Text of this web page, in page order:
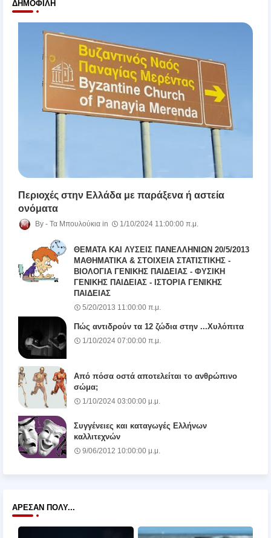
ΔΗΜΟΦΙΛΉ
Περιοχές στην Ελλάδα με παράξενα ή αστεία
ονόματα
Τα Μπουλούκια 1/10/2024 11:00:00 π.μ.
ΘΕΜΑΤΑ ΚΑΙ ΛΥΣΕΙΣ ΠΑΝΕΛΛΗΝΙΩΝ 20/5/2013
ΜΑΘΗΜΑΤΙΚΑ & ΣΤΟΙΧΕΙΑ ΣΤΑΤΙΣΤΙΚΗΣ -
ΒΙΟΛΟΓΙΑ ΓΕΝΙΚΗΣ ΠΑΙΔΕΙΑΣ - ΦΥΣΙΚΗ
ΓΕΝΙΚΗΣ ΠΑΙΔΕΙΑΣ - ΙΣΤΟΡΙΑ ΓΕΝΙΚΗΣ
ΠΑΙΔΕΙΑΣ
5/20/2013 11:00:00 π.μ.
Πώς αντιδρούν τα 12 ζώδια στην ...Χυλόπιτα
1/10/2024 07:00:00 π.μ.
Από πόσα οστά αποτελείται το ανθρώπινο
σώμα;
1/10/2024 03:00:00 μ.μ.
Συγγένειες και καταγωγές Ελλήνων
καλλιτεχνών
9/06/2012 10:00:00 μ.μ.
ΆΡΕΣΑΝ ΠΟΛΎ...